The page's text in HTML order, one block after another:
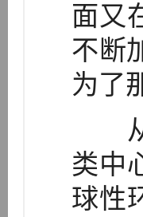
面又
不断
为了
从
类中
球性